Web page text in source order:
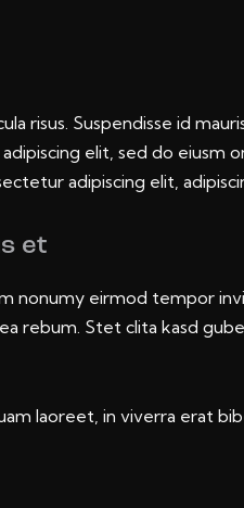
risus. Suspendisse id
elit, sed do eiusm
adipiscing elit,
et
nonumy eirmod tempor
rebum. Stet clita kasd
laoreet, in viverra erat